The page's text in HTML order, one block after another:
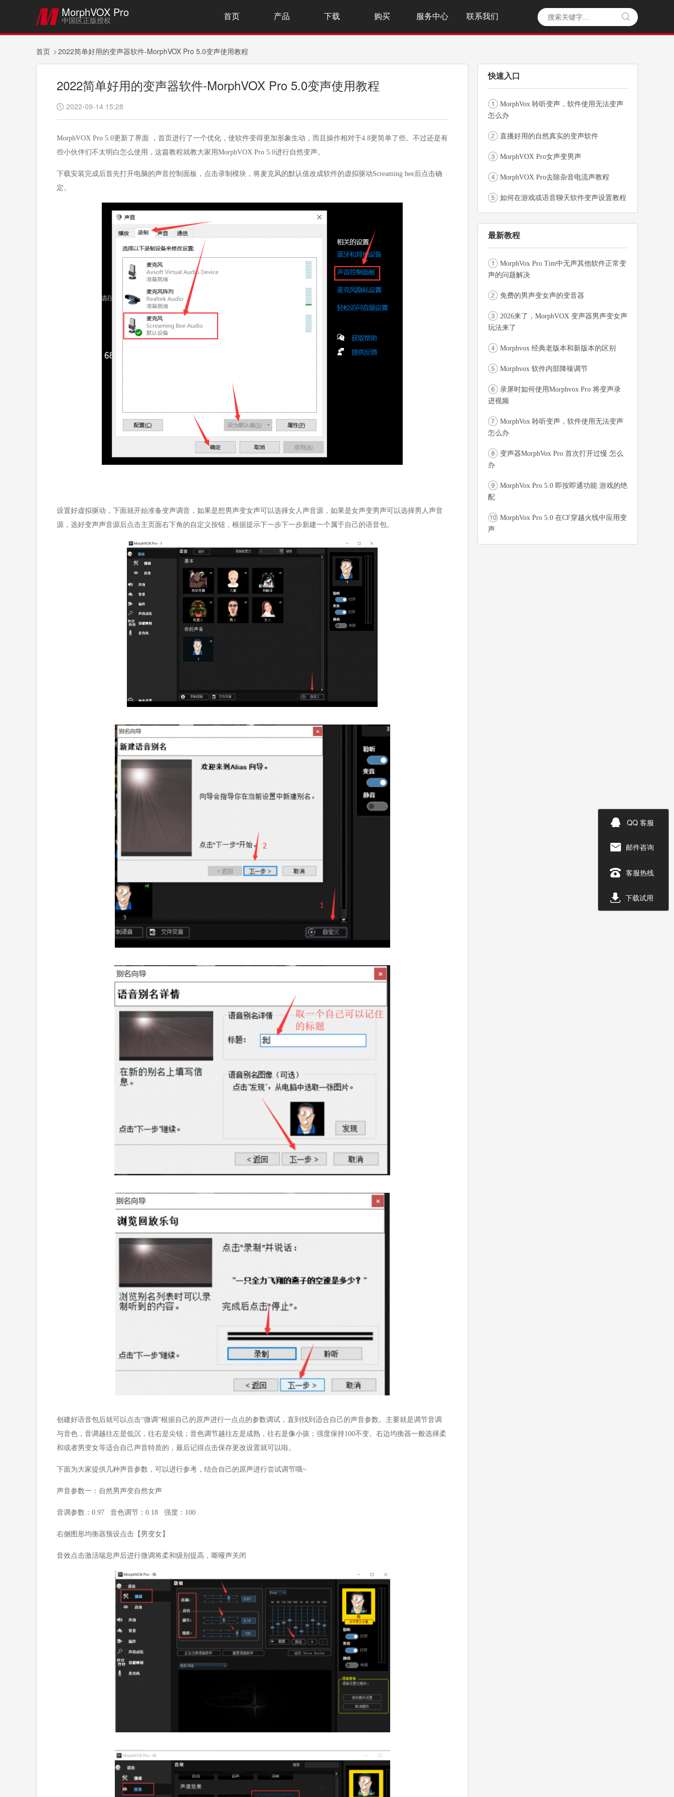
 MorphVOX Pro
中国区正版授权

首页 产品 下载 购买 服务中心 联系我们
首页 2022简单好用的变声器软件-MorphVOX Pro 5.0变声使用教程
2022简单好用的变声器软件-MorphVOX Pro 5.0变声使用教程
 2022-09-14 15:28
MorphVOX Pro 5.0更新了界面 ，首页进行了一个优化，使软件变得更加形象生动，而且操作相对于4.8更简单了些。不过还是有
些小伙伴们不太明白怎么使用，这篇教程就教大家用MorphVOX Pro 5.0进行自然变声。
下载安装完成后首先打开电脑的声音控制面板，点击录制模块，将麦克风的默认值改成软件的虚拟驱动Screaming bee后点击确
定。
设置好虚拟驱动，下面就开始准备变声调音，如果是想男声变女声可以选择女人声音源，如果是女声变男声可以选择男人声音
源，选好变声声音源后点击主页面右下角的自定义按钮，根据提示下一步下一步新建一个属于自己的语音包。
创建好语音包后就可以点击“微调”根据自己的原声进行一点点的参数调试，直到找到适合自己的声音参数。主要就是调节音调
与音色，音调越往左是低沉，往右是尖锐；音色调节越往左是成熟，往右是像小孩；强度保持100不变。右边均衡器一般选择柔
和或者男变女等适合自己声音特质的，最后记得点击保存更改设置就可以啦。
下面为大家提供几种声音参数，可以进行参考，结合自己的原声进行尝试调节哦~
声音参数一：自然男声变自然女声
音调参数：0.97 音色调节：0.18 强度：100
右侧图形均衡器预设点击【男变女】
音效点击激活喘息声后进行微调将柔和级别提高，嘶哑声关闭
快速入口
MorphVox 聆听变声，软件使用无法变声
怎么办
直播好用的自然真实的变声软件
MorphVOX Pro女声变男声
MorphVOX Pro去除杂音电流声教程
如何在游戏或语音聊天软件变声设置教程
最新教程
MorphVox Pro Tim中无声其他软件正常变
声的问题解决
免费的男声变女声的变音器
2026来了，MorphVOX 变声器男声变女声
玩法来了
Morphvox 经典老版本和新版本的区别
Morphvox 软件内部降噪调节
录屏时如何使用Morphvox Pro 将变声录
进视频
MorphVox 聆听变声，软件使用无法变声
怎么办
变声器MorphVox Pro 首次打开过慢 怎么
办
MorphVox Pro 5.0 即按即通功能 游戏的绝
配
MorphVox Pro 5.0 在CF穿越火线中应用变
声
 QQ 客服
 邮件咨询
 客服热线
 下载试用